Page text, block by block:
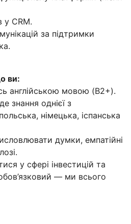
у CRM.
за підтримки
ви:
англійською мовою (B2+).
знання однієї з
німецька, іспанська
думки, емпатійні
у сфері інвестицій та
— ми всього